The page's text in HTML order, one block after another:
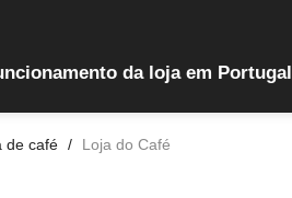
da loja em Portugal
de café Loja do Café